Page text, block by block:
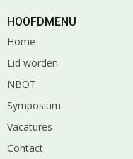
HOOFDMENU
Home
Lid worden
NBOT
Symposium
Vacatures
Contact